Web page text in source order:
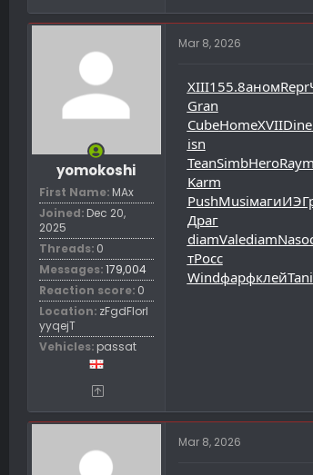
yomokoshi
First Name MAx
Joined Dec 20,
2025
Threads 0
Messages 179,004
Reaction score 0
Location zFgdFIorl
yyqejT
Vehicles passat
Mar 8, 2026
XIII155.8аномRepr
Gran
CubeHomeXVIIDine
isn
TeanSimbHeroRaym
Karm
PushMusiмаги
Драг
diamValediamNaso
тРосс
WindфарфклейTani
Mar 8, 2026